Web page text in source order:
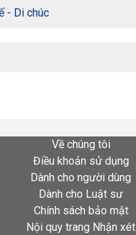
- Di chúc
Về chúng tôi
Điều khoản sử dụng
Dành cho người dùng
Dành cho Luật sư
Chính sách bảo mật
Nội quy trang Nhận xét